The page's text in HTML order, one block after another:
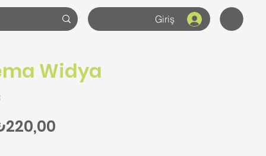
Giriş
Widya
Fiyat